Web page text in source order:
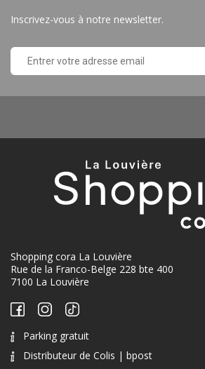
Inscrivez-vous à notre newsletter.
Shopping cora La Louvière
Rue de la Franco-Belge 228 bte 400
7100 La Louvière
Parking gratuit
Distributeur de Colis | bpost